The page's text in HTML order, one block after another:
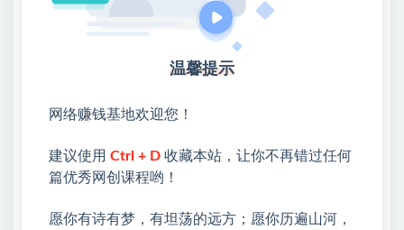
│第7课：维护好新老客户关系，让你每天都能源源不
苦.mp4
第2课：利用百度贴吧，持续布局长尾词拦截精准客
户.mp4
第3课：教你玩转知乎，通过内容吸引源源不断的精准
温馨提示
网络赚钱基地欢迎您！
建议使用 Ctrl + D 收藏本站，让你不再错过任何
篇优秀网创课程哟！
愿你有诗有梦，有坦荡的远方；愿你历遍山河，